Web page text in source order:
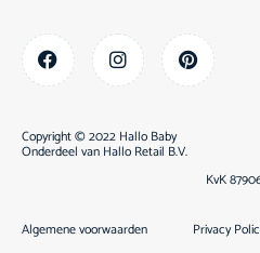
Copyright © 2022 Hallo Baby
Onderdeel van Hallo Retail B.V.
KvK
Algemene voorwaarden Privacy